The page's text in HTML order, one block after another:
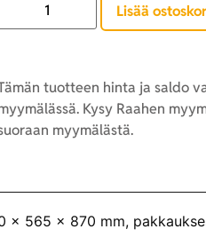
Lisää
tuotteen hinta ja saldo
Kysy Raahen
myymälästä.
x 565 x 870 mm,